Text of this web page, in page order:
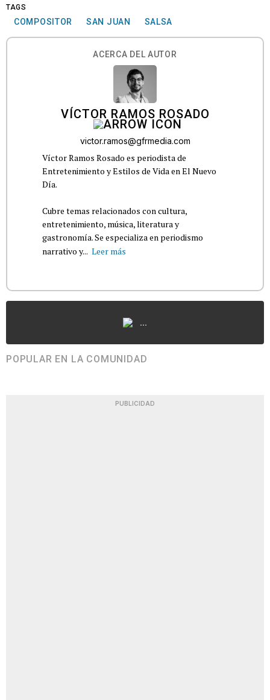
TAGS
COMPOSITOR SAN JUAN SALSA
ACERCA DEL AUTOR
VÍCTOR RAMOS ROSADO
victor.ramos@gfrmedia.com
Víctor Ramos Rosado es periodista de
Entretenimiento y Estilos de Vida en El Nuevo
Día.
Cubre temas relacionados con cultura,
entretenimiento, música, literatura y
gastronomía. Se especializa en periodismo
narrativo y... Leer más
...
POPULAR EN LA COMUNIDAD
PUBLICIDAD